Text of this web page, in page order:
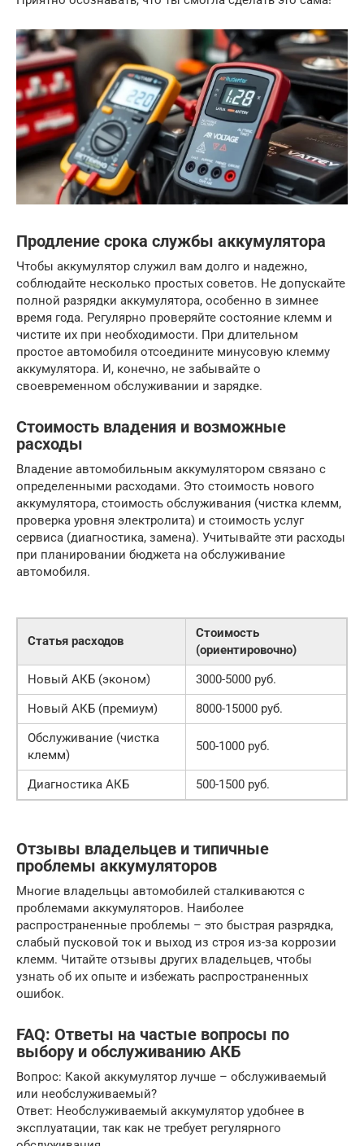
Продление срока службы аккумулятора
Чтобы аккумулятор служил вам долго и надежно,
соблюдайте несколько простых советов. Не допускайте
полной разрядки аккумулятора, особенно в зимнее
время года. Регулярно проверяйте состояние клемм и
чистите их при необходимости. При длительном
простое автомобиля отсоедините минусовую клемму
аккумулятора. И, конечно, не забывайте о
своевременном обслуживании и зарядке.
Стоимость владения и возможные
расходы
Владение автомобильным аккумулятором связано с
определенными расходами. Это стоимость нового
аккумулятора, стоимость обслуживания (чистка клемм,
проверка уровня электролита) и стоимость услуг
сервиса (диагностика, замена). Учитывайте эти расходы
при планировании бюджета на обслуживание
автомобиля.
Статья расходов
Стоимость
(ориентировочно)
Новый АКБ (эконом)
3000-5000 руб.
Новый АКБ (премиум)
8000-15000 руб.
Обслуживание (чистка
клемм)
500-1000 руб.
Диагностика АКБ 500-1500 руб.
Отзывы владельцев и типичные
проблемы аккумуляторов
Многие владельцы автомобилей сталкиваются с
проблемами аккумуляторов. Наиболее
распространенные проблемы – это быстрая разрядка,
слабый пусковой ток и выход из строя из-за коррозии
клемм. Читайте отзывы других владельцев, чтобы
узнать об их опыте и избежать распространенных
ошибок.
FAQ: Ответы на частые вопросы по
выбору и обслуживанию АКБ
Вопрос: Какой аккумулятор лучше – обслуживаемый
или необслуживаемый?
Ответ: Необслуживаемый аккумулятор удобнее в
эксплуатации, так как не требует регулярного